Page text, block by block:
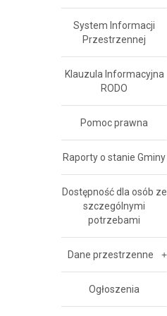
System Informacji
Przestrzennej
Klauzula Informacyjna
RODO
Pomoc prawna
Raporty o stanie Gminy
Dostępność dla osób ze
szczególnymi
potrzebami
Dane przestrzenne
Ogłoszenia